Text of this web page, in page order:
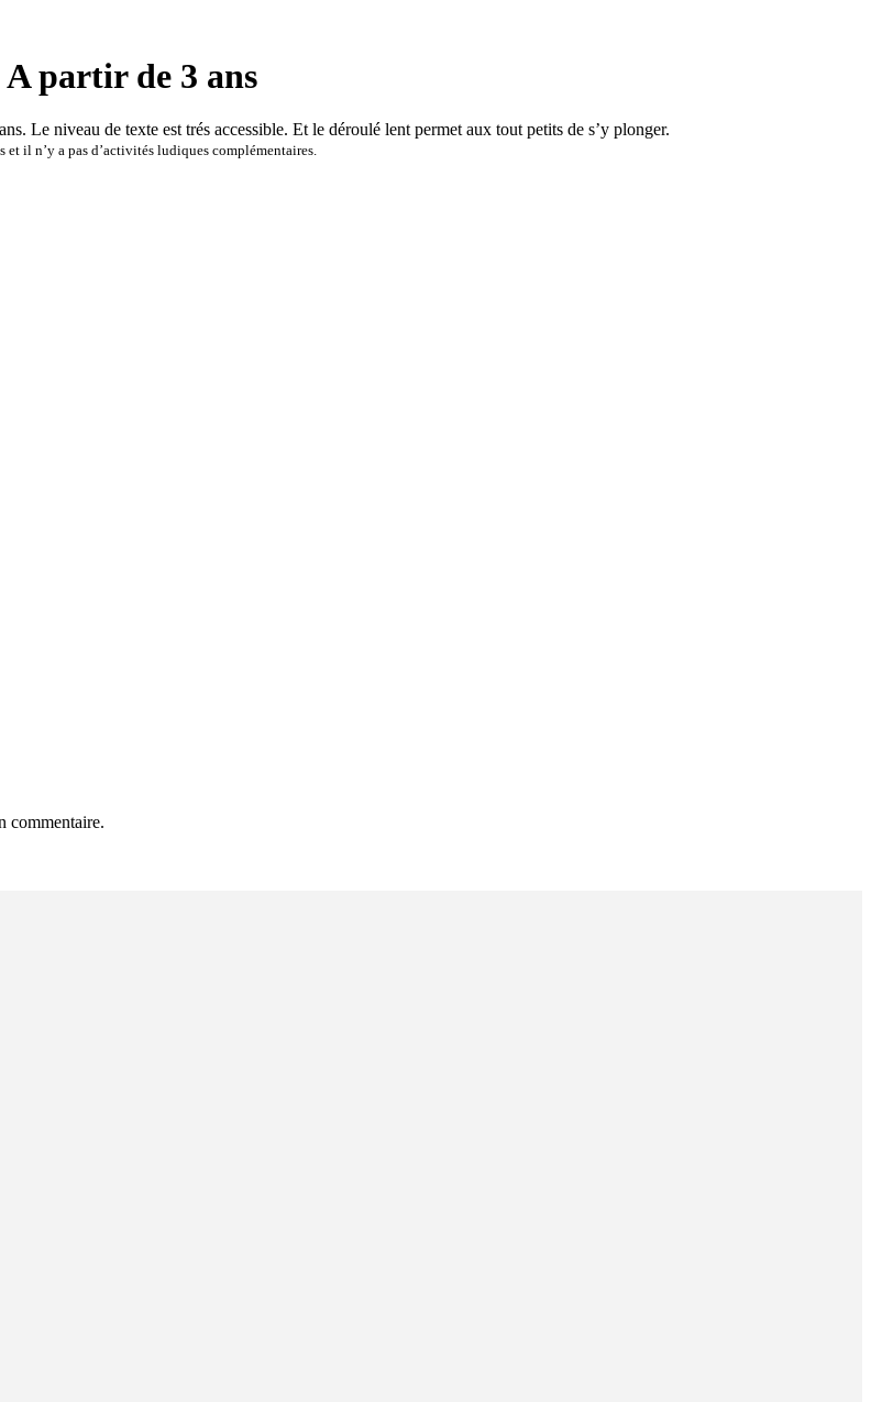
A partir de 3 ans
Le niveau de texte est trés accessible. Et le déroulé lent permet aux tout petits de s’y plonger.
et il n’y a pas d’activités ludiques complémentaires.
commentaire.